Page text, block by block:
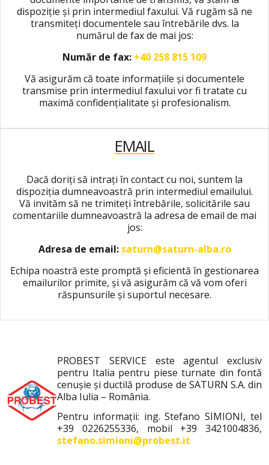
dispoziție și prin intermediul faxului. Vă rugăm să ne
transmiteți documentele sau întrebările dvs. la
numărul de fax de mai jos:
Număr de fax: +40 258 815 109
Vă asigurăm că toate informațiile și documentele
transmise prin intermediul faxului vor fi tratate cu
maximă confidențialitate și profesionalism.
EMAIL
Dacă doriți să intrați în contact cu noi, suntem la
dispoziția dumneavoastră prin intermediul emailului.
Vă invităm să ne trimiteți întrebările, solicitările sau
comentariile dumneavoastră la adresa de email de mai
jos:
Adresa de email: saturn@saturn-alba.ro
Echipa noastră este promptă și eficientă în gestionarea
emailurilor primite, și vă asigurăm că vă vom oferi
răspunsurile și suportul necesare.
PROBEST SERVICE este agentul exclusiv
pentru Italia pentru piese turnate din fontă
cenușie și ductilă produse de SATURN S.A. din
Alba Iulia – România.
Pentru informații: ing. Stefano SIMIONI, tel
+39 0226255336, mobil +39 3421004836,
stefano.simioni@probest.it